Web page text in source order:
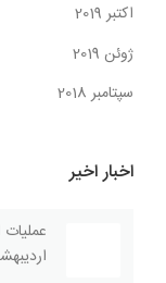
اکتبر 2019
ژوئن 2019
سپتامبر 2018
اخبار اخیر
اردیبهشت